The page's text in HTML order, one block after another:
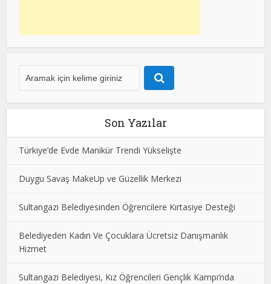
Son Yazılar
Türkiye’de Evde Manikür Trendi Yükselişte
Duygu Savaş MakeUp ve Güzellik Merkezi
Sultangazi Belediyesinden Öğrencilere Kırtasiye Desteği
Belediyeden Kadın Ve Çocuklara Ücretsiz Danışmanlık
Hizmet
Sultangazi Belediyesi, Kız Öğrencileri Gençlik Kampı’nda